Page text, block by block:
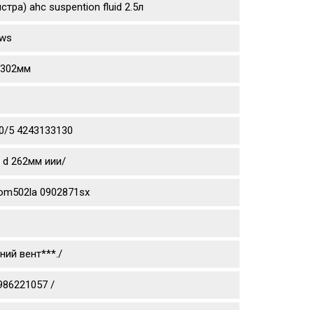
ahc suspention fluid 2.5л
5 4243133130
d 262мм иии/
0902871sx
вент***./
/